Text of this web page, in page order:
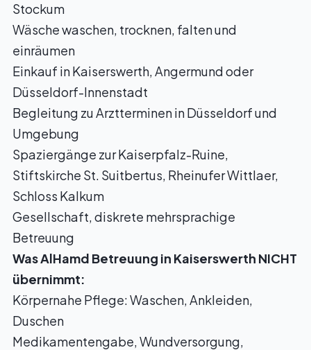
Stockum
Wäsche waschen, trocknen, falten und
einräumen
Einkauf in Kaiserswerth, Angermund oder
Düsseldorf-Innenstadt
Begleitung zu Arztterminen in Düsseldorf und
Umgebung
Spaziergänge zur Kaiserpfalz-Ruine,
Stiftskirche St. Suitbertus, Rheinufer Wittlaer,
Schloss Kalkum
Gesellschaft, diskrete mehrsprachige
Betreuung
Was AlHamd Betreuung in Kaiserswerth NICHT
übernimmt:
Körpernahe Pflege: Waschen, Ankleiden,
Duschen
Medikamentengabe, Wundversorgung,